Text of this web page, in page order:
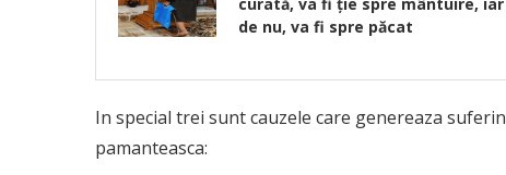
de nu, va fi spre păcat
In special trei sunt cauzele care genereaza
pamanteasca: